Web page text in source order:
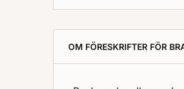
OM FÖRESKRIFTER FÖR